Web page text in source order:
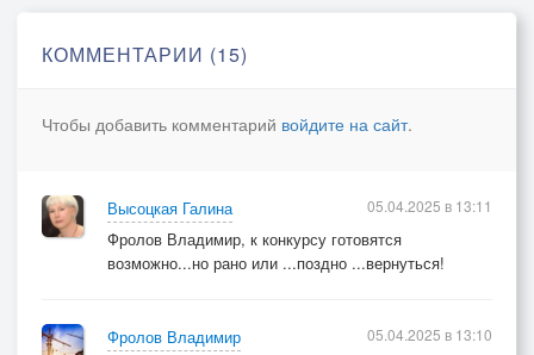
Останови своё мгновенье,
Ты - это мира сотворенье,
Дай осознанью проявиться,
Пусть Высший Я заговорит,
КОММЕНТАРИИ (15)
Чтобы добавить комментарий войдите на сайт.
Высоцкая Галина
Фролов Владимир, к конкурсу готовятся
возможно...но рано или ...поздно ...вернуться!
05.04.2025 в 13:11
Фролов Владимир
05.04.2025 в 13:10